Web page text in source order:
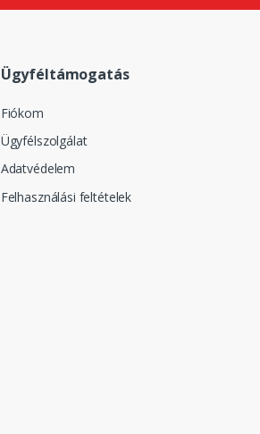
Ügyféltámogatás
Fiókom
Ügyfélszolgálat
Adatvédelem
Felhasználási feltételek